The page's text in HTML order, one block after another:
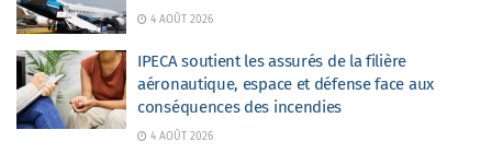
4 AOÛT 2026
IPECA soutient les assurés de la filière
aéronautique, espace et défense face aux
conséquences des incendies
4 AOÛT 2026